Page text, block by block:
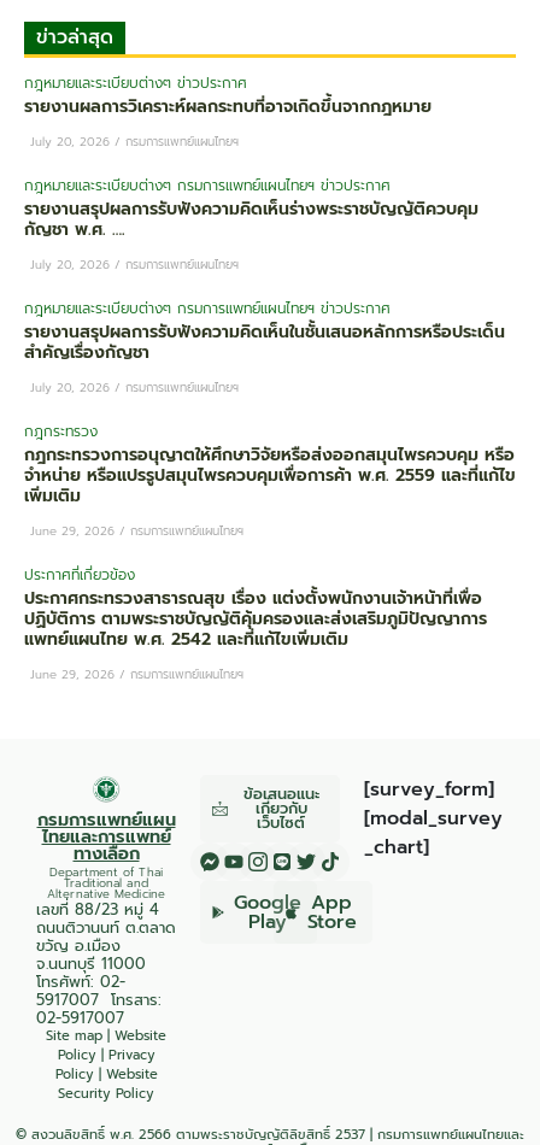
ข่าวล่าสุด
กฎหมายและระเบียบต่างๆ ข่าวประกาศ
รายงานผลการวิเคราะห์ผลกระทบที่อาจเกิดขึ้นจากกฎหมาย
July 20, 2026 / กรมการแพทย์แผนไทยฯ
กฎหมายและระเบียบต่างๆ กรมการแพทย์แผนไทยฯ ข่าวประกาศ
รายงานสรุปผลการรับฟังความคิดเห็นร่างพระราชบัญญัติควบคุม
กัญชา พ.ศ. ….
July 20, 2026 / กรมการแพทย์แผนไทยฯ
กฎหมายและระเบียบต่างๆ กรมการแพทย์แผนไทยฯ ข่าวประกาศ
รายงานสรุปผลการรับฟังความคิดเห็นในชั้นเสนอหลักการหรือประเด็น
สำคัญเรื่องกัญชา
July 20, 2026 / กรมการแพทย์แผนไทยฯ
กฎกระทรวง
กฎกระทรวงการอนุญาตให้ศึกษาวิจัยหรือส่งออกสมุนไพรควบคุม หรือ
จําหน่าย หรือแปรรูปสมุนไพรควบคุมเพื่อการค้า พ.ศ. 2559 และที่แก้ไข
เพิ่มเติม
June 29, 2026 / กรมการแพทย์แผนไทยฯ
ประกาศที่เกี่ยวข้อง​
ประกาศกระทรวงสาธารณสุข เรื่อง แต่งตั้งพนักงานเจ้าหน้าที่เพื่อ
ปฏิบัติการ ตามพระราชบัญญัติคุ้มครองและส่งเสริมภูมิปัญญาการ
แพทย์แผนไทย พ.ศ. 2542 และที่แก้ไขเพิ่มเติม
June 29, 2026 / กรมการแพทย์แผนไทยฯ
กรมการแพทย์แผน
ไทยและการแพทย์
ทางเลือก
Department of Thai
Traditional and
Alternative Medicine
เลขที่ 88/23 หมู่ 4
ถนนติวานนท์ ต.ตลาด
ขวัญ อ.เมือง
จ.นนทบุรี 11000
โทรศัพท์: 02-
5917007 โทรสาร:
02-5917007
Site map | Website
Policy| Privacy
Policy| Website
Security Policy
ข้อเสนอแนะ
เกี่ยวกับ
เว็บไซต์
Google
Play
App
Store
[survey_form]
[modal_survey
_chart]
© สงวนลิขสิทธิ์ พ.ศ. 2566 ตามพระราชบัญญัติลิขสิทธิ์ 2537 | กรมการแพทย์แผนไทยและ